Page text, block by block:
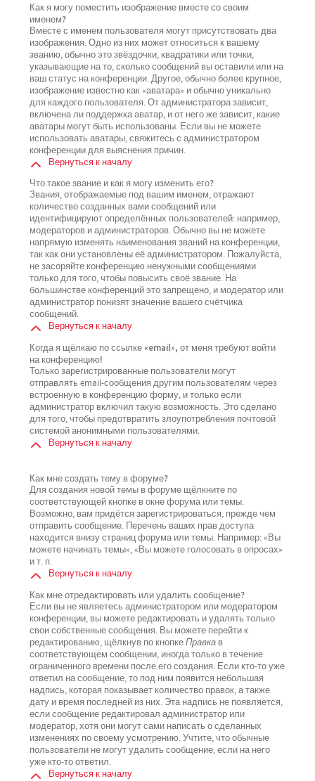
Как я могу поместить изображение вместе со своим
именем?
Вместе с именем пользователя могут присутствовать два
изображения. Одно из них может относиться к вашему
званию, обычно это звёздочки, квадратики или точки,
указывающие на то, сколько сообщений вы оставили или на
ваш статус на конференции. Другое, обычно более крупное,
изображение известно как «аватара» и обычно уникально
для каждого пользователя. От администратора зависит,
включена ли поддержка аватар, и от него же зависит, какие
аватары могут быть использованы. Если вы не можете
использовать аватары, свяжитесь с администратором
конференции для выяснения причин.
Вернуться к началу
Что такое звание и как я могу изменить его?
Звания, отображаемые под вашим именем, отражают
количество созданных вами сообщений или
идентифицируют определённых пользователей: например,
модераторов и администраторов. Обычно вы не можете
напрямую изменять наименования званий на конференции,
так как они установлены её администратором. Пожалуйста,
не засоряйте конференцию ненужными сообщениями
только для того, чтобы повысить своё звание. На
большинстве конференций это запрещено, и модератор или
администратор понизят значение вашего счётчика
сообщений.
Вернуться к началу
Когда я щёлкаю по ссылке «email», от меня требуют войти
на конференцию!
Только зарегистрированные пользователи могут
отправлять email-сообщения другим пользователям через
встроенную в конференцию форму, и только если
администратор включил такую возможность. Это сделано
для того, чтобы предотвратить злоупотребления почтовой
системой анонимными пользователями.
Вернуться к началу
Как мне создать тему в форуме?
Для создания новой темы в форуме щёлкните по
соответствующей кнопке в окне форума или темы.
Возможно, вам придётся зарегистрироваться, прежде чем
отправить сообщение. Перечень ваших прав доступа
находится внизу страниц форума или темы. Например: «Вы
можете начинать темы», «Вы можете голосовать в опросах»
и т. п.
Вернуться к началу
Как мне отредактировать или удалить сообщение?
Если вы не являетесь администратором или модератором
конференции, вы можете редактировать и удалять только
свои собственные сообщения. Вы можете перейти к
редактированию, щёлкнув по кнопкеПравкав
соответствующем сообщении, иногда только в течение
ограниченного времени после его создания. Если кто-то уже
ответил на сообщение, то под ним появится небольшая
надпись, которая показывает количество правок, а также
дату и время последней из них. Эта надпись не появляется,
если сообщение редактировал администратор или
модератор, хотя они могут сами написать о сделанных
изменениях по своему усмотрению. Учтите, что обычные
пользователи не могут удалить сообщение, если на него
уже кто-то ответил.
Вернуться к началу